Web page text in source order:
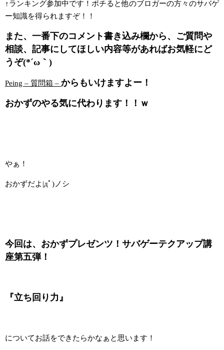
↑ランキング参加中です！ポチると他のブロガーの方々のサバゲ
ー知識を得られますぞ！！
また、一番下のコメント書き込み欄から、ご質問や
相談、記事にしてほしい内容等があればお気軽にど
うぞ(*´ω｀)
Peing – 質問箱 – からもいけますよー！
おかずのやる気に代わります！！ｗ
やぁ！
おかずだよ|дﾟ)ノシ
今回は、おかずプレゼンツ！ サバゲーテクアップ講
座第五弾！
『立ち回り力』
についてお話をできたらかなぁと思います！